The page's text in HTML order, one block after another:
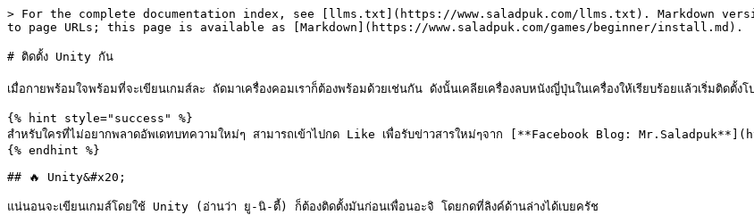
> For the complete documentation index, see [llms.txt](https://www.saladpuk.com/llms.txt). Markdown
to page URLs; this page is available as [Markdown](https://www.saladpuk.com/games/beginner/install.md).
# ติดตั้ง Unity กัน
เมื่อกายพร้อมใจพร้อมที่จะเขียนเกมส์ละ ถัดมาเครื่องคอมเราก็ต้องพร้อมด้วยเช่นกัน ดังนั้นเคลียเครื่องลบหนังญี่ปุ่นในเครื่องให้เรียบร้อยแล้วเริ่มติดตั้งโ
{% hint style="success" %}
สำหรับใครที่ไม่อยากพลาดอัพเดทบทความใหม่ๆ สามารถเข้าไปกด Like เพื่อรับข่าวสารใหม่ๆจาก [**Facebook Blog:
{% endhint %}
## 🔥 Unity&#x20;
แน่นอนจะเขียนเกมส์โดยใช้ Unity (อ่านว่า ยู-นิ-ตี้) ก็ต้องติดตั้งมันก่อนเพื่อนอะจิ โดยกดที่ลิงค์ด้านล่างได้เบยครัช